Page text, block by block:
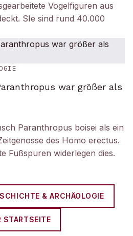
Vogelfiguren aus
SIe sind rund 40.000
war größer als
Paranthropus boisei als ein
des Homo erectus.
Fußspuren widerlegen dies.
& ARCHÄOLOGIE
STARTSEITE